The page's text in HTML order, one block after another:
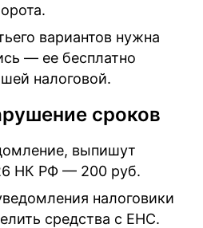
вариантов нужна
— ее бесплатно
налоговой.
сроков
выпишут
НК РФ — 200 руб.
налоговики
средства с ЕНС.